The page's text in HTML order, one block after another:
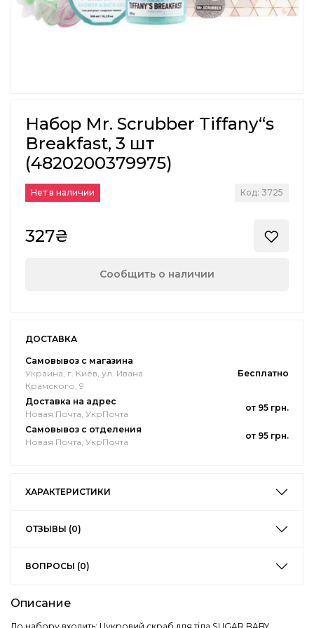
Набор Mr. Scrubber Tiffany“s
Breakfast, 3 шт
(4820200379975)
Нет в наличии Код: 3725
327₴
Сообщить о наличии
ДОСТАВКА
Самовывоз с магазина
Украина, г. Киев, ул. Ивана
Крамского, 9
Бесплатно
Доставка на адрес
Новая Почта, УкрПочта
от 95 грн.
Самовывоз с отделения
Новая Почта, УкрПочта
от 95 грн.
ХАРАКТЕРИСТИКИ
ОТЗЫВЫ (0)
ВОПРОСЫ (0)
Описание